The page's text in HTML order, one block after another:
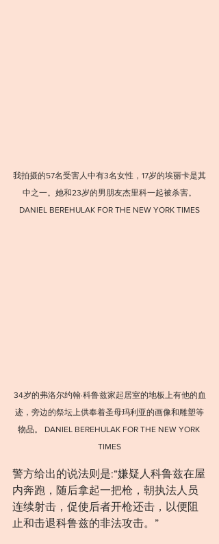
我拍摄的57名受害人中有3名女性，17岁的埃丽卡是其
中之⼀。她和23岁的男朋友杰里科一起被杀害。
DANIEL BEREHULAK FOR THE NEW YORK TIMES
34岁的弗洛尔约翰·科鲁兹家起居室的地板上有他的血
迹，旁边的祭坛上供奉着圣母玛利亚的画像和雕塑等
物品。 DANIEL BEREHULAK FOR THE NEW YORK
TIMES
警方给出的说法则是:“嫌疑人科鲁兹在屋
内奔跑，随后拿起一把枪，朝执法人员
连续射击，促使后者开枪还击，以便阻
止和击退科鲁兹的非法攻击。”